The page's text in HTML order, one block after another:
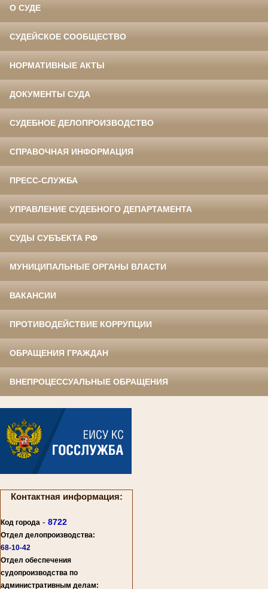
О СУДЕ
СУДЕЙСКОЕ СООБЩЕСТВО
НОРМАТИВНЫЕ АКТЫ
ДОКУМЕНТЫ СУДА
СУДЕБНОЕ ДЕЛОПРОИЗВОДСТВО
СПРАВОЧНАЯ ИНФОРМАЦИЯ
ПРЕСС-СЛУЖБА
УПРАВЛЕНИЕ СУДЕБНОГО ДЕПАРТАМЕНТА
СУДЫ СУБЪЕКТА РФ
МУНИЦИПАЛЬНЫЕ ОРГАНЫ ВЛАСТИ
ВАКАНСИИ
ПРОТИВОДЕЙСТВИЕ КОРРУПЦИИ
ОБРАЩЕНИЯ ГРАЖДАН
ВНЕПРОЦЕССУАЛЬНЫЕ ОБРАЩЕНИЯ
Контактная информация:
Код города - 8722
Отдел делопроизводства:
68-10-42
Отдел обеспечения
судопроизводства по
административным делам: